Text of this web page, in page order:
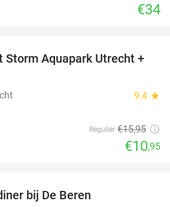
€34
31%
Storm Aquapark Utrecht +
9.4 star
Regulier €15,95
€10,95
bij De Beren